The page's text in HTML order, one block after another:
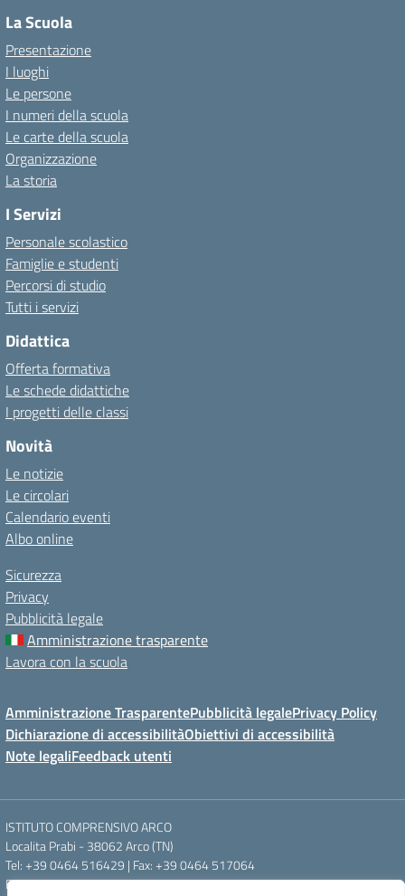
La Scuola
Presentazione
I luoghi
Le persone
I numeri della scuola
Le carte della scuola
Organizzazione
La storia
I Servizi
Personale scolastico
Famiglie e studenti
Percorsi di studio
Tutti i servizi
Didattica
Offerta formativa
Le schede didattiche
I progetti delle classi
Novità
Le notizie
Le circolari
Calendario eventi
Albo online
Sicurezza
Privacy
Pubblicità legale
Amministrazione trasparente
Lavora con la scuola
Amministrazione TrasparentePubblicità legalePrivacy Policy
Dichiarazione di accessibilitàObiettivi di accessibilità
Note legaliFeedback utenti
ISTITUTO COMPRENSIVO ARCO
Localita Prabi - 38062 Arco (TN)
Tel: +39 0464 516429 | Fax: +39 0464 517064
Email: segr.ic.arco@scuole.provincia.tn.it | PEC: ic.arco@pec.provincia.tn.it